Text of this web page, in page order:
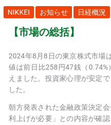
NIKKEI お知らせ 日経概況
【市場の総括】
2024年8月8日の東京株式市場
値は前日比258円47銭（
えました。投資家心理が安定
した。
朝方発表された金融政策決定
利上げが必要」との内容が確